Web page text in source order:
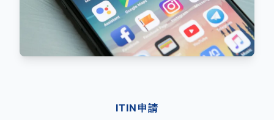
ITIN申請